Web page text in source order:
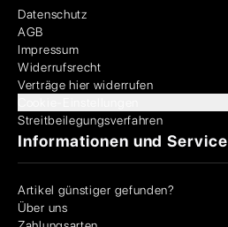
Datenschutz
AGB
Impressum
Widerrufsrecht
Verträge hier widerrufen
Streitbeilegungsverfahren
Informationen und Service
Artikel günstiger gefunden?
Über uns